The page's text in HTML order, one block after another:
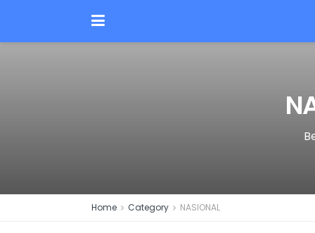
Home Category NASIONAL